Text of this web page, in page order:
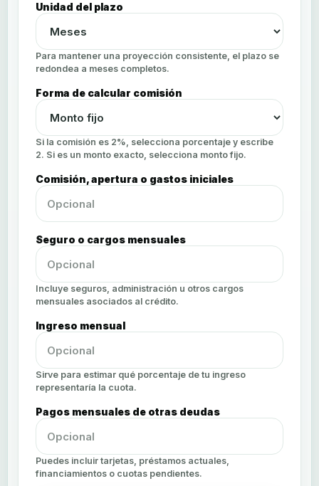
Unidad del plazo
Para mantener una proyección consistente, el plazo se
redondea a meses completos.
Forma de calcular comisión
Si la comisión es 2%, selecciona porcentaje y escribe
2. Si es un monto exacto, selecciona monto fijo.
Comisión, apertura o gastos iniciales
Seguro o cargos mensuales
Incluye seguros, administración u otros cargos
mensuales asociados al crédito.
Ingreso mensual
Sirve para estimar qué porcentaje de tu ingreso
representaría la cuota.
Pagos mensuales de otras deudas
Puedes incluir tarjetas, préstamos actuales,
financiamientos o cuotas pendientes.